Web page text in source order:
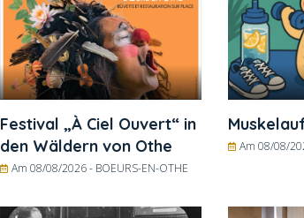
Festival „À Ciel Ouvert“ in
den Wäldern von Othe
Am 08/08/2026 - BOEURS-EN-OTHE
Am 08/08/